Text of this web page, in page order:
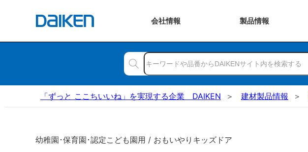
会社情報 製品情報
「ずっと ここちいいね」を実現する企業 DAIKEN 建材製品情報
幼稚園･保育園･認定こども園用 / おもいやりキッズドア